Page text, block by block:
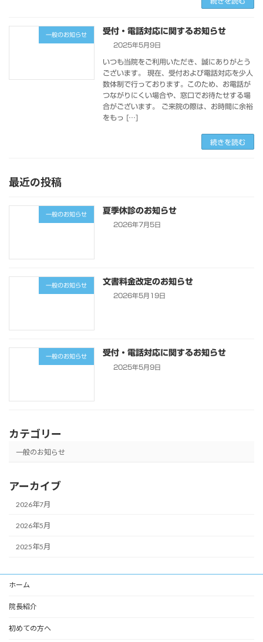
一般のお知らせ 受付・電話対応に関するお知らせ
2025年5月9日
いつも当院をご利用いただき、誠にありがとう
ございます。 現在、受付および電話対応を少人
数体制で行っております。このため、お電話が
つながりにくい場合や、窓口でお待たせする場
合がございます。 ご来院の際は、お時間に余裕
をもっ […]
続きを読む
最近の投稿
一般のお知らせ 夏季休診のお知らせ
2026年7月5日
一般のお知らせ 文書料金改定のお知らせ
2026年5月19日
一般のお知らせ 受付・電話対応に関するお知らせ
2025年5月9日
カテゴリー
一般のお知らせ
アーカイブ
2026年7月
2026年5月
2025年5月
ホーム
院長紹介
初めての方へ